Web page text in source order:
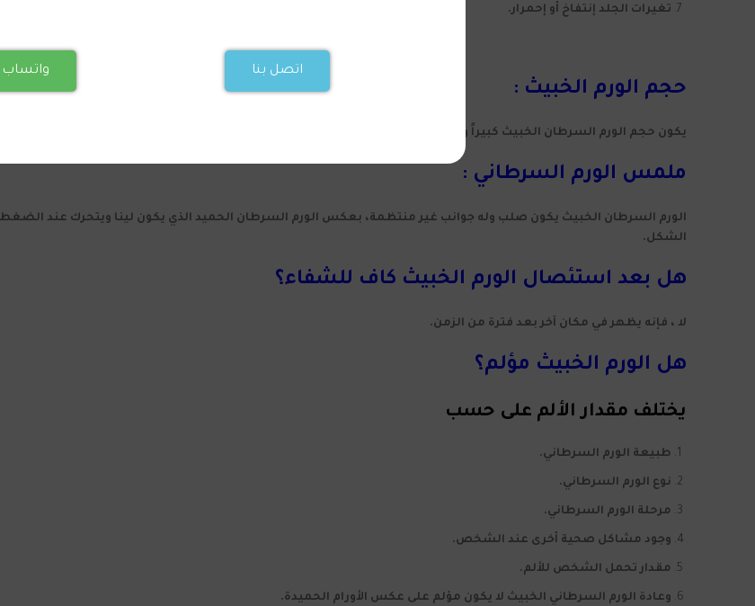
اتصل بنا واتساب
تغيرات الجلد إنتفاخ أو إحمرار.
حجم الورم الخبيث :
يكون حجم الورم السرطان الخبيث كبيراً وينمو بشكل سريع للغاية على عكس الورم السرطاني الحميد الذي ينمو ببطء.
ملمس الورم السرطاني :
الورم السرطان الخبيث يكون صلب وله جوانب غير منتظمة، بعكس الورم السرطان الحميد الذي يكون لينا ويتحرك عند
الشكل.
هل بعد استئصال الورم الخبيث كاف للشفاء؟
لا ، فإنه يظهر في مكان آخر بعد فترة من الزمن.
هل الورم الخبيث مؤلم؟
يختلف مقدار الألم على حسب
طبيعة الورم السرطاني.
نوع الورم السرطاني.
مرحلة الورم السرطاني.
وجود مشاكل صحية أخرى عند الشخص.
مقدار تحمل الشخص للألم.
وعادة الورم السرطاني الخبيث لا يكون مؤلم على عكس الأورام الحميدة.